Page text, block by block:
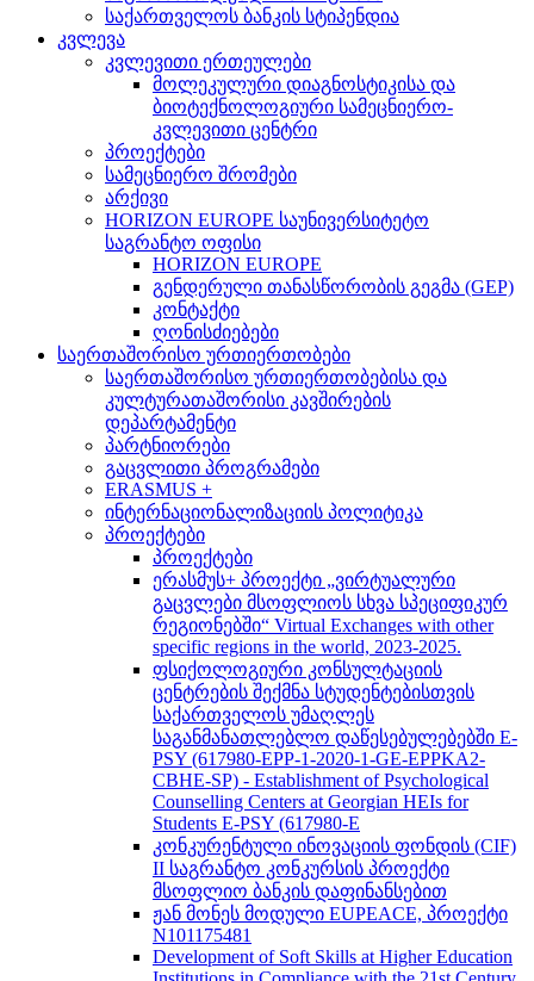
საქართველოს ბანკის სტიპენდია
კვლევა
კვლევითი ერთეულები
მოლეკულური დიაგნოსტიკისა და
ბიოტექნოლოგიური სამეცნიერო-
კვლევითი ცენტრი
პროექტები
სამეცნიერო შრომები
არქივი
HORIZON EUROPE საუნივერსიტეტო
საგრანტო ოფისი
HORIZON EUROPE
გენდერული თანასწორობის გეგმა (GEP)
კონტაქტი
ღონისძიებები
საერთაშორისო ურთიერთობები
საერთაშორისო ურთიერთობებისა და
კულტურათაშორისი კავშირების
დეპარტამენტი
პარტნიორები
გაცვლითი პროგრამები
ERASMUS +
ინტერნაციონალიზაციის პოლიტიკა
პროექტები
პროექტები
ერასმუს+ პროექტი „ვირტუალური
გაცვლები მსოფლიოს სხვა სპეციფიკურ
რეგიონებში“ Virtual Exchanges with other
specific regions in the world, 2023-2025.
ფსიქოლოგიური კონსულტაციის
ცენტრების შექმნა სტუდენტებისთვის
საქართველოს უმაღლეს
საგანმანათლებლო დაწესებულებებში E-
PSY (617980-EPP-1-2020-1-GE-EPPKA2-
CBHE-SP) - Establishment of Psychological
Counselling Centers at Georgian HEIs for
Students E-PSY (617980-E
კონკურენტული ინოვაციის ფონდის (CIF)
II საგრანტო კონკურსის პროექტი
მსოფლიო ბანკის დაფინანსებით
ჟან მონეს მოდული EUPEACE, პროექტი
N101175481
Development of Soft Skills at Higher Education